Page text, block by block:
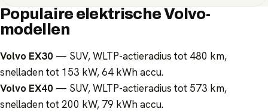
Populaire elektrische Volvo-
modellen
Volvo EX30 — SUV, WLTP-actieradius tot 480 km,
snelladen tot 153 kW, 64 kWh accu.
Volvo EX40 — SUV, WLTP-actieradius tot 573 km,
snelladen tot 200 kW, 79 kWh accu.